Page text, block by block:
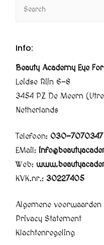
Info:
Beauty Academy Eye
Leidse Rijn 6-8
3454 PZ De Meern
Netherlands
Telefoon: 030-7070347
EMail:
Web:
KVK.nr.: 30227405
Algemene voorwaarden
Privacy Statement
Klachtenregeling